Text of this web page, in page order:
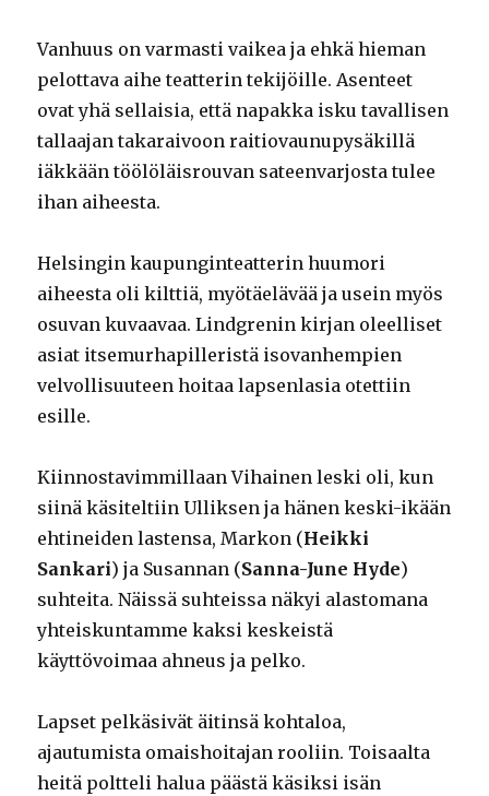
Vanhuus on varmasti vaikea ja ehkä hieman
pelottava aihe teatterin tekijöille. Asenteet
ovat yhä sellaisia, että napakka isku tavallisen
tallaajan takaraivoon raitiovaunupysäkillä
iäkkään töölöläisrouvan sateenvarjosta tulee
ihan aiheesta.
Helsingin kaupunginteatterin huumori
aiheesta oli kilttiä, myötäelävää ja usein myös
osuvan kuvaavaa. Lindgrenin kirjan oleelliset
asiat itsemurhapilleristä isovanhempien
velvollisuuteen hoitaa lapsenlasia otettiin
esille.
Kiinnostavimmillaan Vihainen leski oli, kun
siinä käsiteltiin Ulliksen ja hänen keski-ikään
ehtineiden lastensa, Markon (Heikki
Sankari) ja Susannan (Sanna-June Hyde)
suhteita. Näissä suhteissa näkyi alastomana
yhteiskuntamme kaksi keskeistä
käyttövoimaa ahneus ja pelko.
Lapset pelkäsivät äitinsä kohtaloa,
ajautumista omaishoitajan rooliin. Toisaalta
heitä poltteli halua päästä käsiksi isän